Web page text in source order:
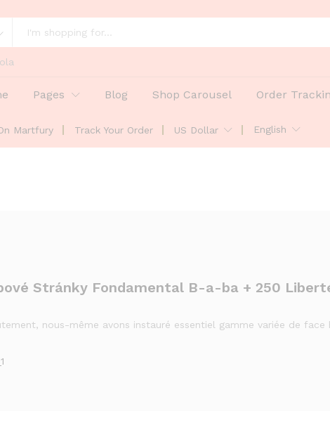
Pages Blog Shop Carousel Order
Martfury Track Your Order US Dollar English
Stránky Fondamental B-a-ba + 250
nous-même avons instauré essentiel gamme variée de face